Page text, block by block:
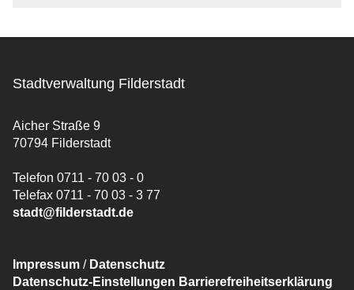
Stadtverwaltung Filderstadt
Aicher Straße 9
70794 Filderstadt
Telefon 0711 - 70 03 - 0
Telefax 0711 - 70 03 - 3 77
stadt@filderstadt.de
Impressum / Datenschutz
Datenschutz-Einstellungen Barrierefreiheitserklärung